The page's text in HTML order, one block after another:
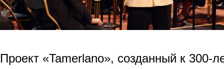
Проект «Tamerlano», созданный к 300-